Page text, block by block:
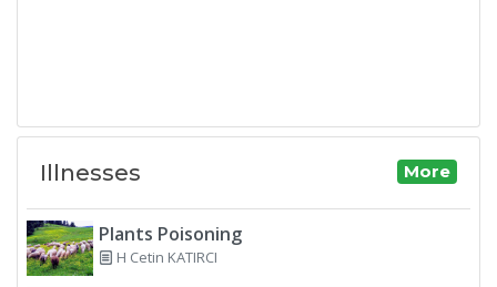
Illnesses More
Plants Poisoning
H Cetin KATIRCI